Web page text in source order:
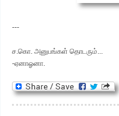
---
ச.கொ. அனுபங்கள் தொடரும்...
-ஏனாஓனா.